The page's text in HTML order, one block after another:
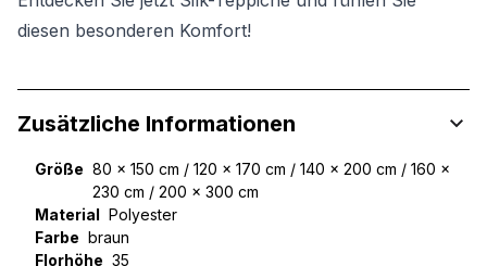
diesen besonderen Komfort!
Zusätzliche Informationen
Größe 80 x 150 cm / 120 x 170 cm / 140 x 200 cm / 160 x
230 cm / 200 x 300 cm
Material Polyester
Farbe braun
Florhöhe 35